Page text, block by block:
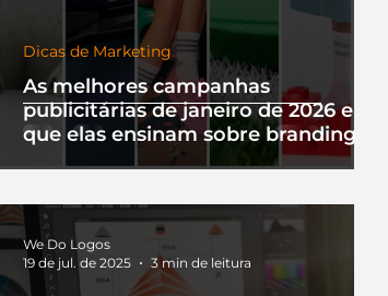
As melhores campanhas
publicitárias de janeiro de 2026 e o
que elas ensinam sobre branding
Dicas de Marketing
We Do Logos
19 de jul. de 2025
3 min de leitura